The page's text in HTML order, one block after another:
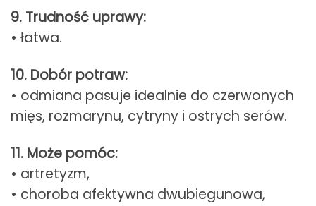
9. Trudność uprawy:
• łatwa.
10. Dobór potraw:
• odmiana pasuje idealnie do czerwonych
mięs, rozmarynu, cytryny i ostrych serów.
11. Może pomóc:
• artretyzm,
• choroba afektywna dwubiegunowa,